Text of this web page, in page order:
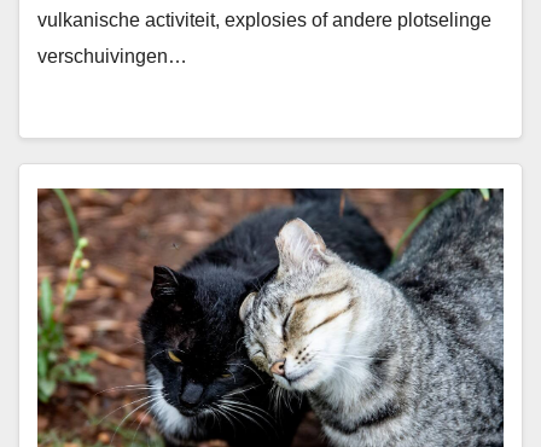
vulkanische activiteit, explosies of andere plotselinge
verschuivingen…